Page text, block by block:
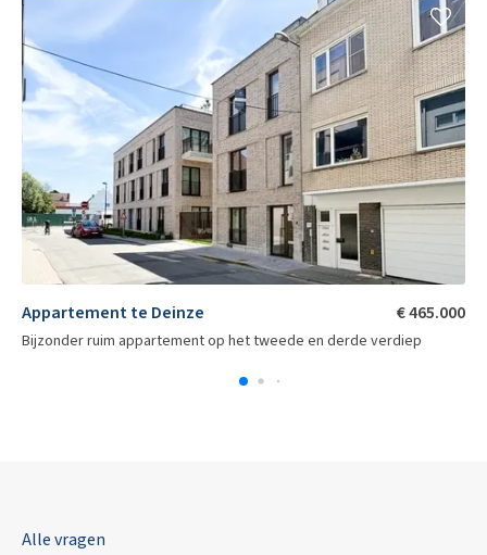
Appartement te Deinze € 465.000
Bijzonder ruim appartement op het tweede en derde verdiep
Alle vragen